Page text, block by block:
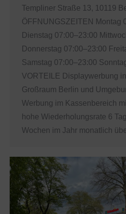
Templiner Straße 13, 10119
ÖFFNUNGSZEITEN Montag
Dienstag 07:00–23:00
Donnerstag 07:00–23:00
Samstag 07:00–23:00
VORTEILE Displaywerbung
Großraum Berlin und
Werbung im Kassenbereich
hohe Wiederholungsrate 6
Wochen im Jahr monatlich